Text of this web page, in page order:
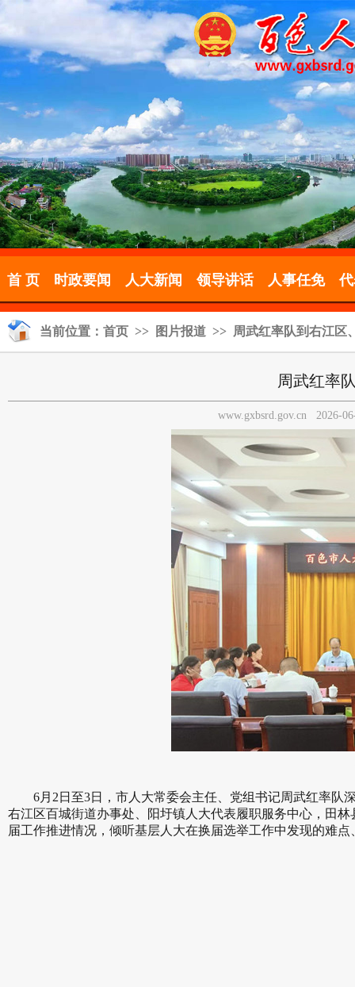
首 页 时政要闻 人大新闻 领导讲话 人事任免
当前位置： 首页 >> 图片报道 >> 周武红率队到右江区
周武红率
www.gxbsrd.gov.cn 2026-
6月2日至3日，市人大常委会主任、党组书记周武红率队
右江区百城街道办事处、阳圩镇人大代表履职服务中心，田
届工作推进情况，倾听基层人大在换届选举工作中发现的难